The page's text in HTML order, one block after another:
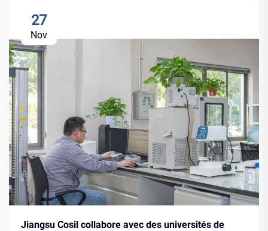
27
Nov
Jiangsu Cosil collabore avec des universités de